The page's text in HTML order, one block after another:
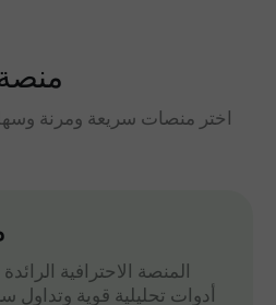
اختر منصات سريعة ومرنة
المنصة الاحترافية
أدوات تحليلية قوية